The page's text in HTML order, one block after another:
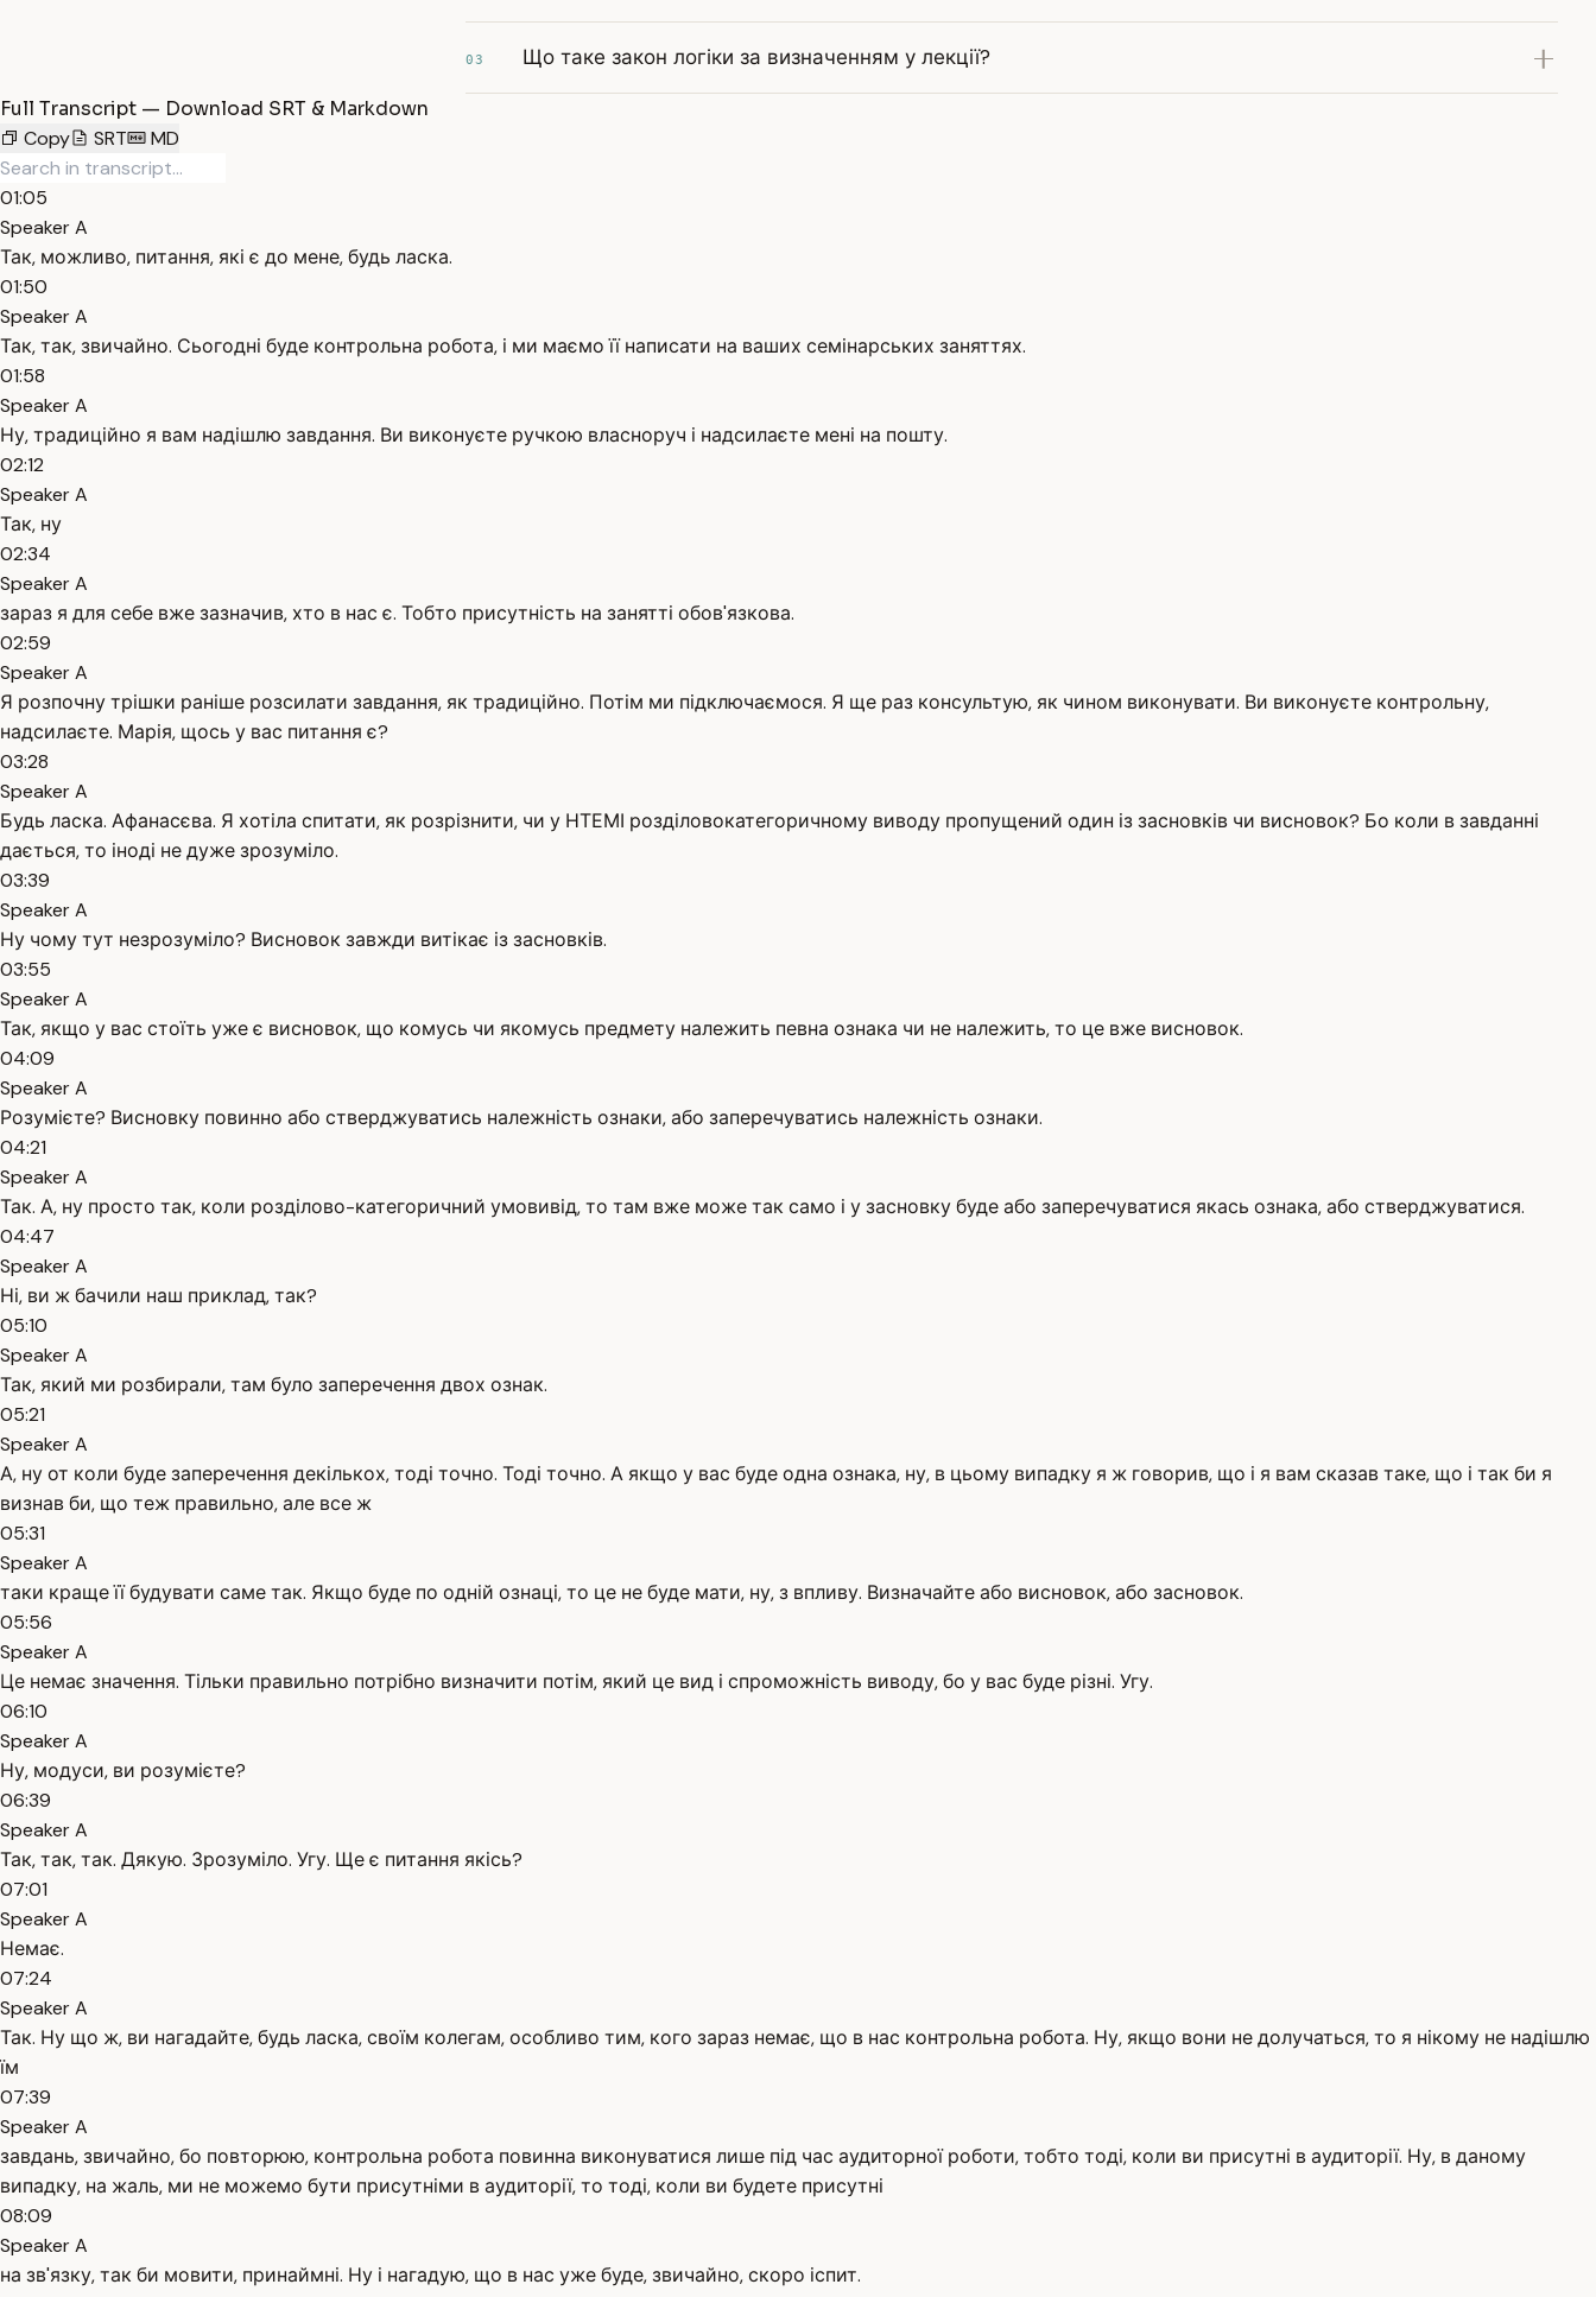
03 Що таке закон логіки за визначенням у лекції?
Full Transcript — Download SRT & Markdown
Copy
SRT MD
01:05
Speaker A
Так, можливо, питання, які є до мене, будь ласка.
01:50
Speaker A
Так, так, звичайно. Сьогодні буде контрольна робота, і ми маємо її написати на ваших семінарських заняттях.
01:58
Speaker A
Ну, традиційно я вам надішлю завдання. Ви виконуєте ручкою власноруч і надсилаєте мені на пошту.
02:12
Speaker A
Так, ну
02:34
Speaker A
зараз я для себе вже зазначив, хто в нас є. Тобто присутність на занятті обов'язкова.
02:59
Speaker A
Я розпочну трішки раніше розсилати завдання, як традиційно. Потім ми підключаємося. Я ще раз консультую, як чином виконувати. Ви виконуєте контрольну,
надсилаєте. Марія, щось у вас питання є?
03:28
Speaker A
Будь ласка. Афанасєва. Я хотіла спитати, як розрізнити, чи у НТЕМІ розділовокатегоричному виводу пропущений один із засновків чи висновок? Бо коли в завданні
дається, то іноді не дуже зрозуміло.
03:39
Speaker A
Ну чому тут незрозуміло? Висновок завжди витікає із засновків.
03:55
Speaker A
Так, якщо у вас стоїть уже є висновок, що комусь чи якомусь предмету належить певна ознака чи не належить, то це вже висновок.
04:09
Speaker A
Розумієте? Висновку повинно або стверджуватись належність ознаки, або заперечуватись належність ознаки.
04:21
Speaker A
Так. А, ну просто так, коли розділово-категоричний умовивід, то там вже може так само і у засновку буде або заперечуватися якась ознака, або стверджуватися.
04:47
Speaker A
Ні, ви ж бачили наш приклад, так?
05:10
Speaker A
Так, який ми розбирали, там було заперечення двох ознак.
05:21
Speaker A
А, ну от коли буде заперечення декількох, тоді точно. Тоді точно. А якщо у вас буде одна ознака, ну, в цьому випадку я ж говорив, що і я вам сказав таке, що і так би я
визнав би, що теж правильно, але все ж
05:31
Speaker A
таки краще її будувати саме так. Якщо буде по одній ознаці, то це не буде мати, ну, з впливу. Визначайте або висновок, або засновок.
05:56
Speaker A
Це немає значення. Тільки правильно потрібно визначити потім, який це вид і спроможність виводу, бо у вас буде різні. Угу.
06:10
Speaker A
Ну, модуси, ви розумієте?
06:39
Speaker A
Так, так, так. Дякую. Зрозуміло. Угу. Ще є питання якісь?
07:01
Speaker A
Немає.
07:24
Speaker A
Так. Ну що ж, ви нагадайте, будь ласка, своїм колегам, особливо тим, кого зараз немає, що в нас контрольна робота. Ну, якщо вони не долучаться, то я нікому не надішлю
їм
07:39
Speaker A
завдань, звичайно, бо повторюю, контрольна робота повинна виконуватися лише під час аудиторної роботи, тобто тоді, коли ви присутні в аудиторії. Ну, в даному
випадку, на жаль, ми не можемо бути присутніми в аудиторії, то тоді, коли ви будете присутні
08:09
Speaker A
на зв'язку, так би мовити, принаймні. Ну і нагадую, що в нас уже буде, звичайно, скоро іспит.